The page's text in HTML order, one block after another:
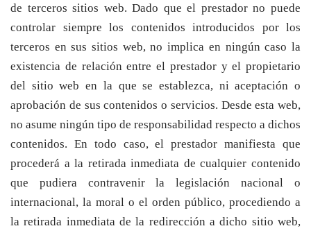
de terceros sitios web. Dado que el prestador no puede
controlar siempre los contenidos introducidos por los
terceros en sus sitios web, no implica en ningún caso la
existencia de relación entre el prestador y el propietario
del sitio web en la que se establezca, ni aceptación o
aprobación de sus contenidos o servicios. Desde esta web,
no asume ningún tipo de responsabilidad respecto a dichos
contenidos. En todo caso, el prestador manifiesta que
procederá a la retirada inmediata de cualquier contenido
que pudiera contravenir la legislación nacional o
internacional, la moral o el orden público, procediendo a
la retirada inmediata de la redirección a dicho sitio web,